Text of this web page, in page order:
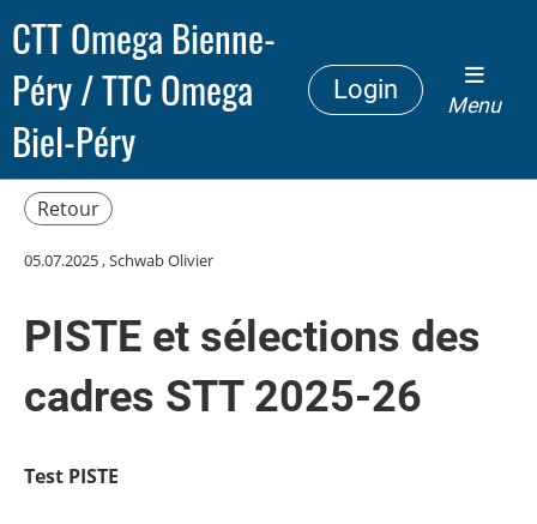
CTT Omega Bienne-
Péry / TTC Omega
Biel-Péry
Login
Menu
Retour
05.07.2025, Schwab Olivier
PISTE et sélections des
cadres STT 2025-26
Test PISTE